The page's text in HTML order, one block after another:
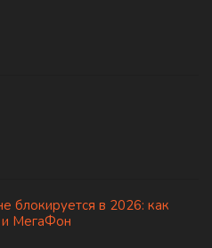
блокируется в 2026: как
и МегаФон